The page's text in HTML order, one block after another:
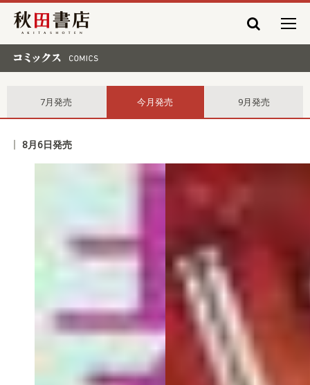
秋田書店
7月発売 今月発売 9月発売
8月6日発売